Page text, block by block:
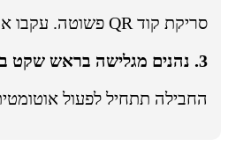
סריקת קוד QR פשוטה. עקבו אחר ההוראות באימייל.
3. נהנים מגלישה בראש שקט בחו"ל-
החבילה תתחיל לפעול